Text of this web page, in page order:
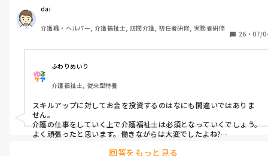
紙とか。
わかればいいんでしょ？？
って感じですね。
と、言いましたが。
支給されなかったので、付箋もしませんでした。
だって無いものは無いんですもの。
お金いっぱい持ってるわけでも無いし…。
自費は無いと思いますよ。
ノリと紙でも付箋作れますから（笑）
た時の事です。僕は実費で受けました。
研修を受けた職員に、この資格を取得するのは頭がおかしい、勉
強する人は馬鹿だ実費で受けようとする人はおかしいなどなどぼ
その時の事がトラウマになり泣きたくなります。
とても辛いです。介護福祉士は無事取得しました。
dai
介護職・ヘルパー, 介護福祉士, 訪問介護, 初任者研修, 実務者研修
26 ・ 07/
ふわりめいり
介護福祉士, 従来型特養
スキルアップに対してお金を投資するのはなにも間違いではありま
せん。
介護の仕事をしていく上で介護福祉士は必須となっていくでしょう。
よく頑張ったと思います。働きながらは大変でしたよね?
さて、退職をお考えで、その施設で仕事を続けていくのが本当に嫌に
回答をもっと見る